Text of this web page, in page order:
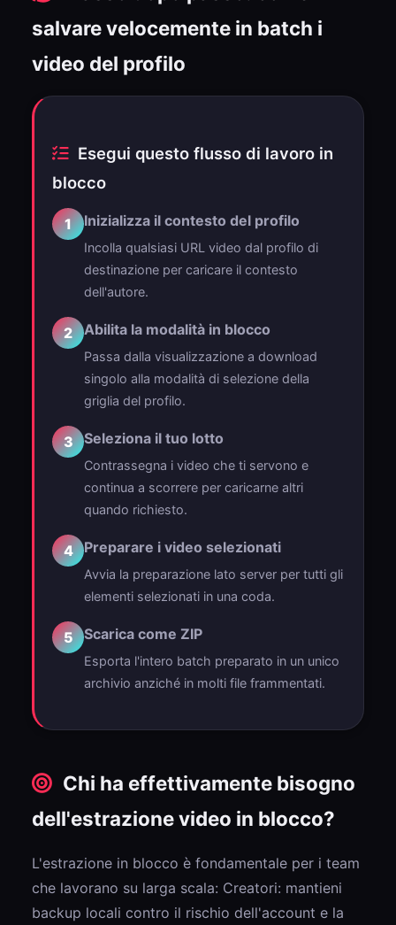
salvare velocemente in batch i
video del profilo
Esegui questo flusso di lavoro in
blocco
1 Inizializza il contesto del profilo
Incolla qualsiasi URL video dal profilo di
destinazione per caricare il contesto
dell'autore.
2 Abilita la modalità in blocco
Passa dalla visualizzazione a download
singolo alla modalità di selezione della
griglia del profilo.
3 Seleziona il tuo lotto
Contrassegna i video che ti servono e
continua a scorrere per caricarne altri
quando richiesto.
4 Preparare i video selezionati
Avvia la preparazione lato server per tutti gli
elementi selezionati in una coda.
5 Scarica come ZIP
Esporta l'intero batch preparato in un unico
archivio anziché in molti file frammentati.
Chi ha effettivamente bisogno
dell'estrazione video in blocco?
L'estrazione in blocco è fondamentale per i team
che lavorano su larga scala: Creatori: mantieni
backup locali contro il rischio dell'account e la